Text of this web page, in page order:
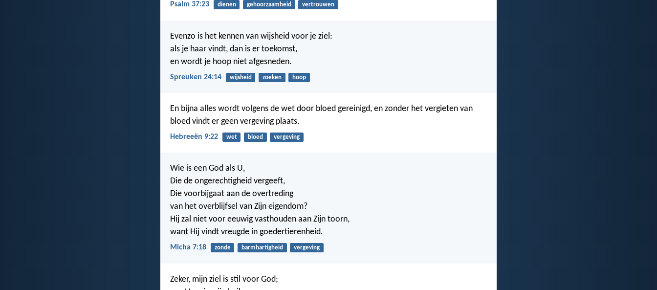
Psalm 37:23 dienen gehoorzaamheid vertrouwen
Evenzo is het kennen van wijsheid voor je ziel:
als je haar vindt, dan is er toekomst,
en wordt je hoop niet afgesneden.
Spreuken 24:14 wijsheid zoeken hoop
En bijna alles wordt volgens de wet door bloed gereinigd, en zonder het vergieten van
bloed vindt er geen vergeving plaats.
Hebreeën 9:22 wet bloed vergeving
Wie is een God als U,
Die de ongerechtigheid vergeeft,
Die voorbijgaat aan de overtreding
van het overblijfsel van Zijn eigendom?
Hij zal niet voor eeuwig vasthouden aan Zijn toorn,
want Hij vindt vreugde in goedertierenheid.
Micha 7:18 zonde barmhartigheid vergeving
Zeker, mijn ziel is stil voor God;